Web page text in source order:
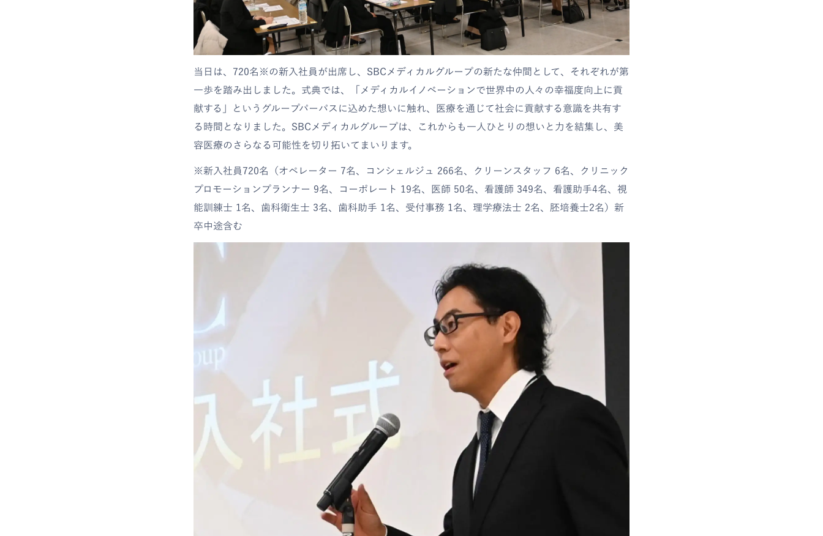
当日は、720名※の新入社員が出席し、SBCメディカルグループの新たな仲間として、それぞれが第
一歩を踏み出しました。式典では、「メディカルイノベーションで世界中の人々の幸福度向上に貢
献する」というグループパーパスに込めた想いに触れ、医療を通じて社会に貢献する意識を共有す
る時間となりました。SBCメディカルグループは、これからも一人ひとりの想いと力を結集し、美
容医療のさらなる可能性を切り拓いてまいります。
※新入社員720名（オペレーター 7名、コンシェルジュ 266名、クリーンスタッフ 6名、クリニック
プロモーションプランナー 9名、コーポレート 19名、医師 50名、看護師 349名、看護助手4名、視
能訓練士 1名、歯科衛生士 3名、歯科助手 1名、受付事務 1名、理学療法士 2名、胚培養士2名）新
卒中途含む